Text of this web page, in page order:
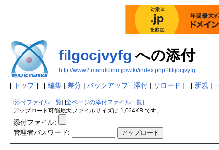
filgocjvyfg への添付
http://www2.mandolino.jp/wiki/index.php?filgocjvyfg
[ トップ] [ 編集| 差分| バックアップ| 添付| リロード ] [ 新規 |
添付ファイル一覧 全ページの添付ファイル一覧
アップロード可能最大ファイルサイズは 1,024KB です。
添付ファイル:
管理者パスワード: